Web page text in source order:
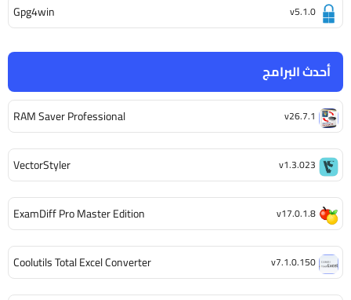
أحدث البرامج
RAM Saver Professional v26.7.1
VectorStyler v1.3.023
ExamDiff Pro Master Edition v17.0.1.8
Coolutils Total Excel Converter v7.1.0.150
Gpg4win v5.1.0